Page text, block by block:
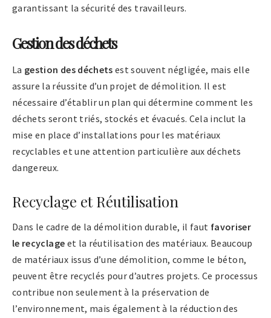
garantissant la sécurité des travailleurs.
Gestion des déchets
La gestion des déchets est souvent négligée, mais elle
assure la réussite d’un projet de démolition. Il est
nécessaire d’établir un plan qui détermine comment les
déchets seront triés, stockés et évacués. Cela inclut la
mise en place d’installations pour les matériaux
recyclables et une attention particulière aux déchets
dangereux.
Recyclage et Réutilisation
Dans le cadre de la démolition durable, il faut favoriser
le recyclage et la réutilisation des matériaux. Beaucoup
de matériaux issus d’une démolition, comme le béton,
peuvent être recyclés pour d’autres projets. Ce processus
contribue non seulement à la préservation de
l’environnement, mais également à la réduction des